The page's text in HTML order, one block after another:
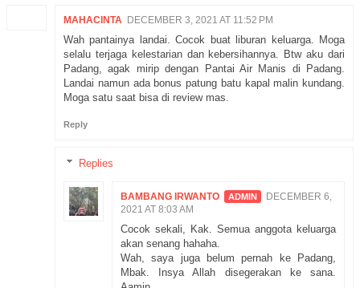
MAHACINTA DECEMBER 3, 2021 AT 11:52 PM
Wah pantainya landai. Cocok buat liburan keluarga. Moga
selalu terjaga kelestarian dan kebersihannya. Btw aku dari
Padang, agak mirip dengan Pantai Air Manis di Padang.
Landai namun ada bonus patung batu kapal malin kundang.
Moga satu saat bisa di review mas.
Reply
Replies
BAMBANG IRWANTO
DECEMBER 6,
2021 AT 8:03 AM
Cocok sekali, Kak. Semua anggota keluarga
akan senang hahaha.
Wah, saya juga belum pernah ke Padang,
Mbak. Insya Allah disegerakan ke sana.